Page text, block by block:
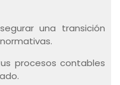
una transición
procesos contables